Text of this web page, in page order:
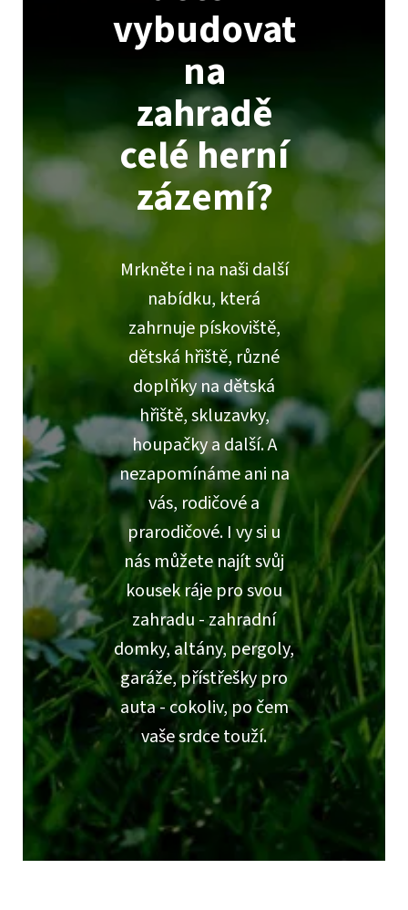
vybudovat
na
zahradě
celé herní
zázemí?
Mrkněte i na naši další
nabídku, která
zahrnuje pískoviště,
dětská hřiště, různé
doplňky na dětská
hřiště, skluzavky,
houpačky a další. A
nezapomínáme ani na
vás, rodičové a
prarodičové. I vy si u
nás můžete najít svůj
kousek ráje pro svou
zahradu - zahradní
domky, altány, pergoly,
garáže, přístřešky pro
auta - cokoliv, po čem
vaše srdce touží.